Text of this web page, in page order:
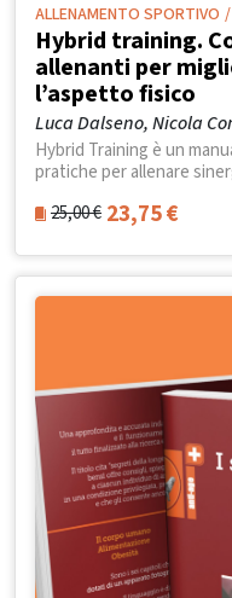
ALLENAMENTO SPORTIVO /
Hybrid training.
allenanti per
l’aspetto fisico
Luca Dalseno, Nicola
Hybrid Training è un
pratiche per allenare
25,00€ 23,75€